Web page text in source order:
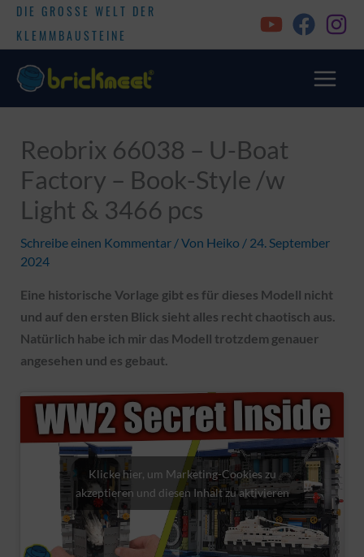
DIE GROSSE WELT DER
KLEMMBAUSTEINE
Reobrix 66038 – U-Boat
Factory – Book-Style /w
Light & 3466 pcs
Schreibe einen Kommentar / Von Heiko / 24. September
2024
Eine historische Vorlage gibt es für dieses Modell nicht
und auf den ersten Blick sieht alles recht chaotisch aus.
Natürlich habe ich mir das Modell trotzdem genauer
angesehen und es gebaut.
Klicke hier, um Marketing-Cookies zu
akzeptieren und diesen Inhalt zu aktivieren